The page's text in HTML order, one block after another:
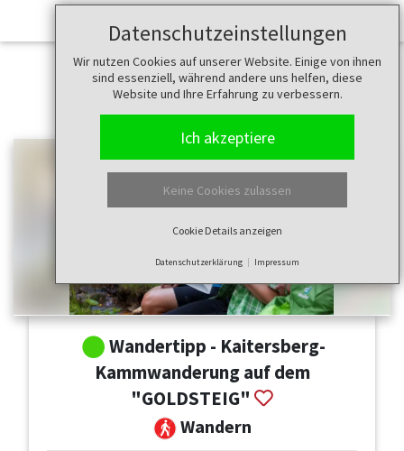
Datenschutzeinstellungen
Wir nutzen Cookies auf unserer Website. Einige von ihnen
sind essenziell, während andere uns helfen, diese
Website und Ihre Erfahrung zu verbessern.
Ich akzeptiere
Keine Cookies zulassen
Cookie Details anzeigen
Datenschutzerklärung Impressum
Wandertipp - Kaitersberg-
Kammwanderung auf dem
"GOLDSTEIG"
Wandern